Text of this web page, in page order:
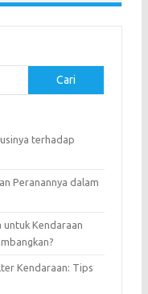
Cari
terhadap
Peranannya dalam
untuk Kendaraan
Kendaraan: Tips